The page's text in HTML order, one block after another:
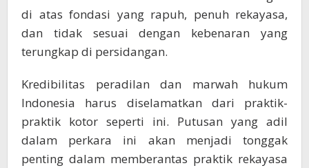
di atas fondasi yang rapuh, penuh rekayasa,
dan tidak sesuai dengan kebenaran yang
terungkap di persidangan.
Kredibilitas peradilan dan marwah hukum
Indonesia harus diselamatkan dari praktik-
praktik kotor seperti ini. Putusan yang adil
dalam perkara ini akan menjadi tonggak
penting dalam memberantas praktik rekayasa